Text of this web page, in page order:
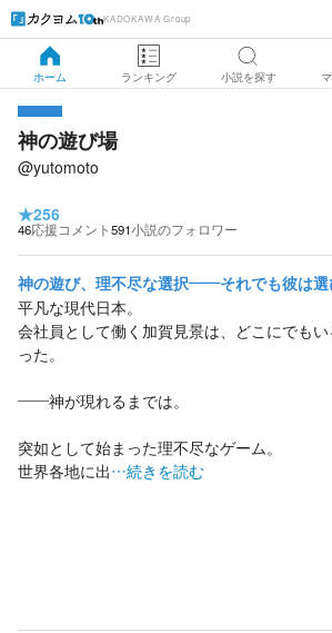
KADOKAWA Group
ホーム ランキング 小説を探す
神の遊び場
@yutomoto
★256
46応援コメント591小説のフォロワー
神の遊び、理不尽な選択――それでも彼は選
平凡な現代日本。
会社員として働く加賀見景は、どこにでも
った。
――神が現れるまでは。
突如として始まった理不尽なゲーム。
世界各地に出…続きを読む